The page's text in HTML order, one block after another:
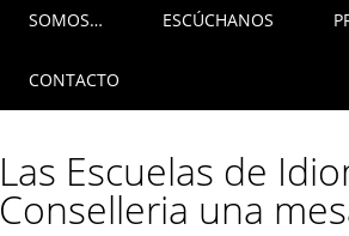
SOMOS… ESCÚCHANOS
CONTACTO
Las Escuelas de
Conselleria una